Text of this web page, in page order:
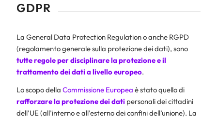
GDPR
La General Data Protection Regulation o anche RGPD
(regolamento generale sulla protezione dei dati), sono
tutte regole per disciplinare la protezione e il
trattamento dei dati a livello europeo.
Lo scopo della Commissione Europea è stato quello di
rafforzare la protezione dei dati personali dei cittadini
dell’UE (all’interno e all’esterno dei confini dell’unione). La